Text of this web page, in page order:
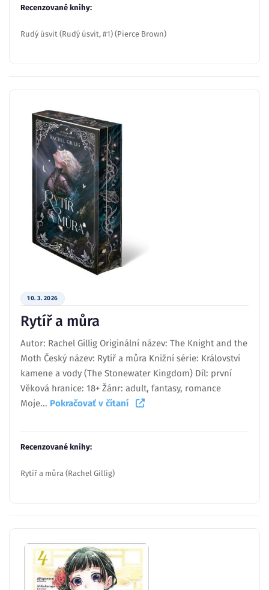
Recenzované knihy:
Rudý úsvit (Rudý úsvit, #1) (Pierce Brown)
10. 3. 2026
Rytíř a můra
Autor: Rachel Gillig Originální název: The Knight and the
Moth Český název: Rytíř a můra Knižní série: Království
kamene a vody (The Stonewater Kingdom) Díl: první
Věková hranice: 18+ Žánr: adult, fantasy, romance
Moje... Pokračovať v čítaní
Recenzované knihy:
Rytíř a můra (Rachel Gillig)